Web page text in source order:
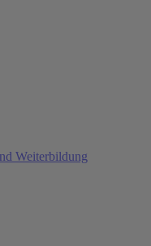
Weiterbildung